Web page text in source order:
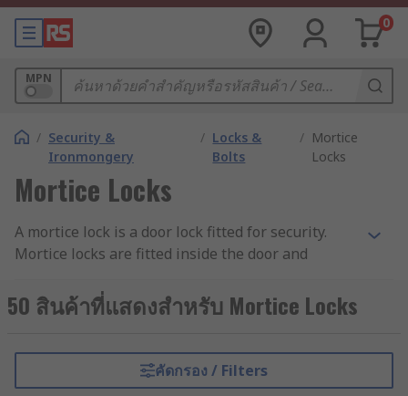
0
MPN
/ Security &
Ironmongery
/ Locks &
Bolts
/ Mortice
Locks
Mortice Locks
A mortice lock is a door lock fitted for security.
Mortice locks are fitted inside the door and
for it to be fitted. The main body of the lock sits
within this pocket. The term "mortice" refers to
Mortice lock are commonly found in internal
doors within the home.
50 สินค้าที่แสดงสำหรับ Mortice Locks
คัดกรอง / Filters